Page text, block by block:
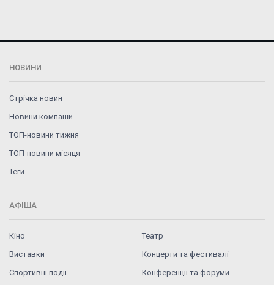
НОВИНИ
Стрічка новин
Новини компаній
ТОП-новини тижня
ТОП-новини місяця
Теги
АФІША
Кіно
Театр
Виставки
Концерти та фестивалі
Спортивні події
Конференції та форуми